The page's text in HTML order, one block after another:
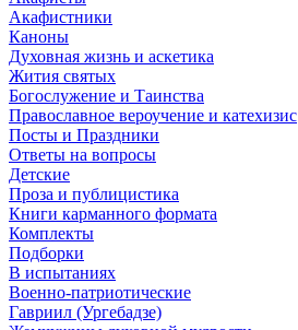
Акафистники
Каноны
Духовная жизнь и аскетика
Жития святых
Богослужение и Таинства
Православное вероучение и катехизис
Посты и Праздники
Ответы на вопросы
Детские
Проза и публицистика
Книги карманного формата
Комплекты
Подборки
В испытаниях
Военно-патриотические
Гавриил (Ургебадзе)